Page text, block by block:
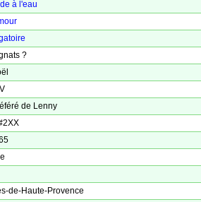
à l'eau
?
de Lenny
de-Haute-Provence